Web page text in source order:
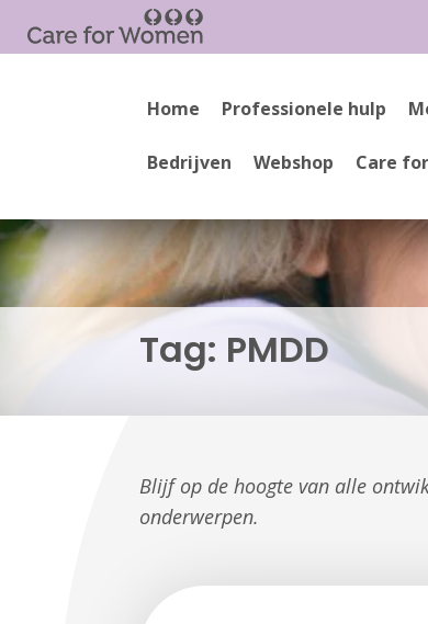
Home Professionele hulp
Bedrijven Webshop Care
Tag: PMDD
Blijf op de hoogte van alle
onderwerpen.